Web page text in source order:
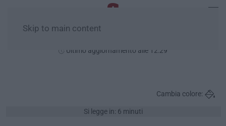
Skip to main content
Ultimo aggiornamento alle 12:29
Si legge in: 6 minuti
Cambia colore: